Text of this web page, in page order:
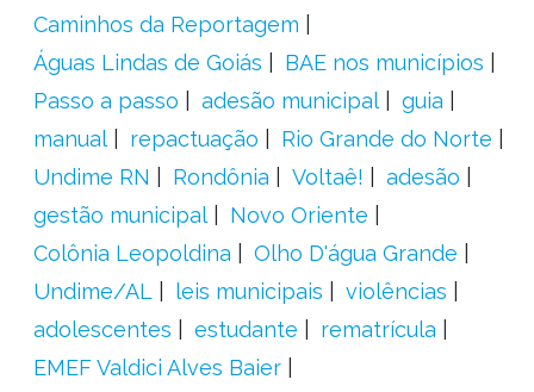
Caminhos da Reportagem
Águas Lindas de Goiás
BAE nos municípios
Passo a passo
adesão municipal
guia
manual
repactuação
Rio Grande do Norte
Undime RN
Rondônia Voltaê!
adesão
gestão municipal
Novo Oriente
Colônia Leopoldina
Olho D'água Grande
Undime/AL
leis municipais
violências
adolescentes
estudante
rematrícula
EMEF Valdici Alves Baier